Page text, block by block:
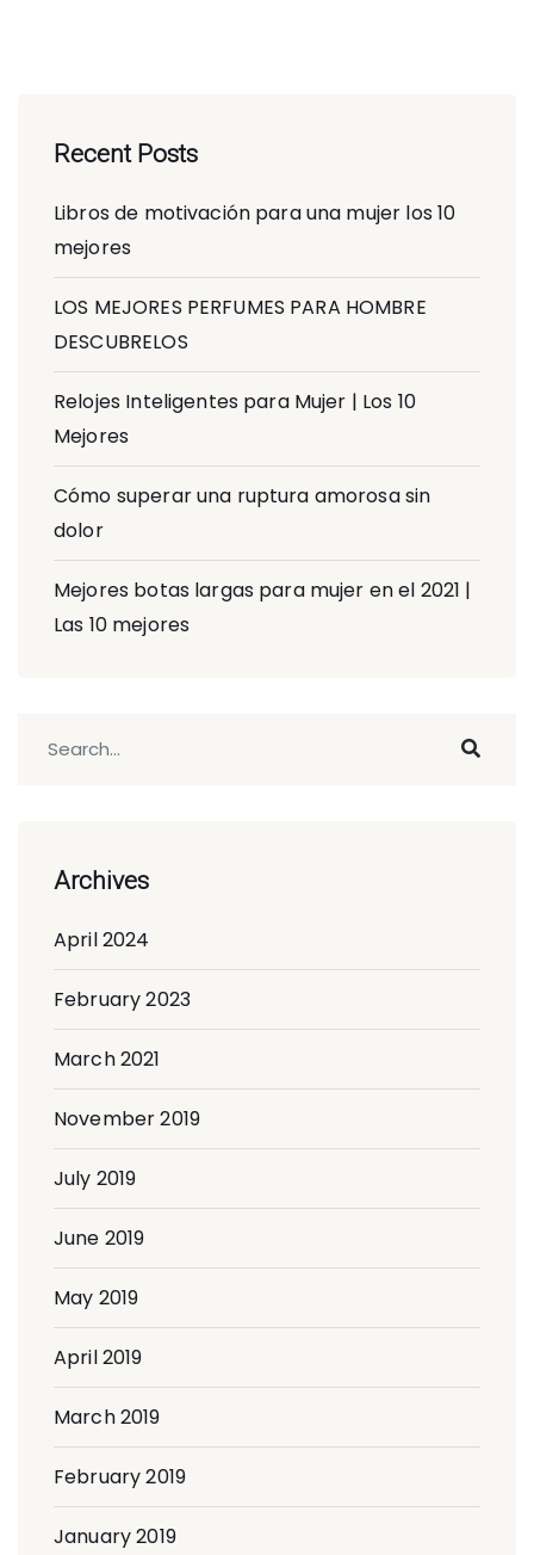
Recent Posts
Libros de motivación para una mujer los 10
mejores
LOS MEJORES PERFUMES PARA HOMBRE
DESCUBRELOS
Relojes Inteligentes para Mujer | Los 10
Mejores
Cómo superar una ruptura amorosa sin
dolor
Mejores botas largas para mujer en el 2021 |
Las 10 mejores
Archives
April 2024
February 2023
March 2021
November 2019
July 2019
June 2019
May 2019
April 2019
March 2019
February 2019
January 2019